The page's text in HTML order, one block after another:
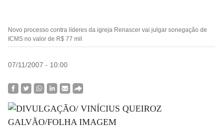
Novo processo contra líderes da igreja Renascer vai julgar sonegação de
ICMS no valor de R$ 77 mil
07/11/2007 - 10:00